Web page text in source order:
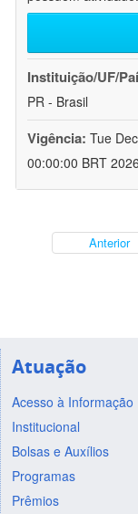
Instituição/UF/
PR - Brasil
Vigência: Tue
00:00:00 BRT 2026
Anterior
Atuação
Acesso à Informação
Institucional
Bolsas e Auxílios
Programas
Prêmios